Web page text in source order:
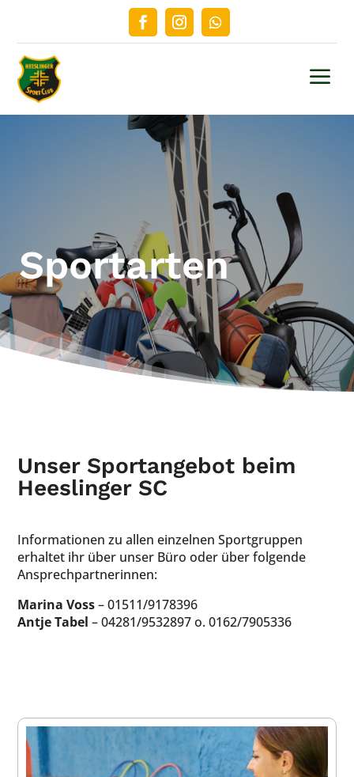
a
Sportarten
Unser Sportangebot beim
Heeslinger SC
Informationen zu allen einzelnen Sportgruppen
erhaltet ihr über unser Büro oder über folgende
Ansprechpartnerinnen:
Marina Voss– 01511/9178396
Antje Tabel – 04281/9532897 o. 0162/7905336